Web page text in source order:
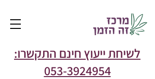
לשיחת ייעוץ חינם התקשרו:
053-3924954